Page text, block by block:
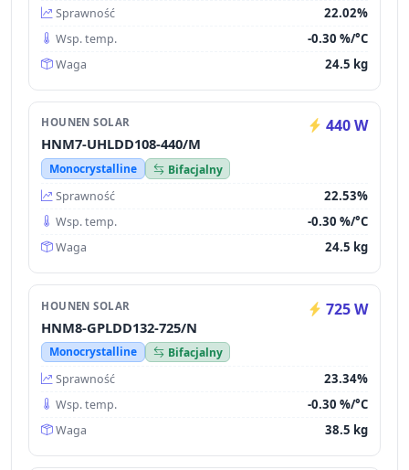
Sprawność
22.02%
Wsp. temp. -0.30 %/°C
Waga 24.5 kg
HOUNEN SOLAR 440 W
HNM7-UHLDD108-440/M
Monocrystalline
Bifacjalny
Sprawność
22.53%
Wsp. temp. -0.30 %/°C
Waga 24.5 kg
HOUNEN SOLAR 725 W
HNM8-GPLDD132-725/N
Monocrystalline
Bifacjalny
Sprawność
23.34%
Wsp. temp. -0.30 %/°C
Waga 38.5 kg